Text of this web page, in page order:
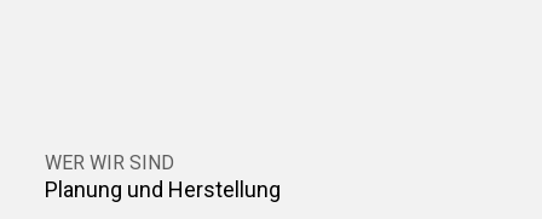
WER WIR SIND
Planung und Herstellung